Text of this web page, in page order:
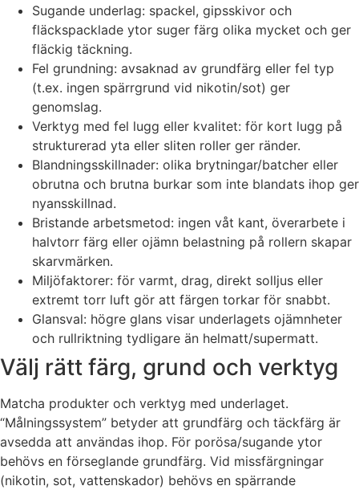
Sugande underlag: spackel, gipsskivor och
fläckspacklade ytor suger färg olika mycket och ger
fläckig täckning.
Fel grundning: avsaknad av grundfärg eller fel typ
(t.ex. ingen spärrgrund vid nikotin/sot) ger
genomslag.
Verktyg med fel lugg eller kvalitet: för kort lugg på
strukturerad yta eller sliten roller ger ränder.
Blandningsskillnader: olika brytningar/batcher eller
obrutna och brutna burkar som inte blandats ihop ger
nyansskillnad.
Bristande arbetsmetod: ingen våt kant, överarbete i
halvtorr färg eller ojämn belastning på rollern skapar
skarvmärken.
Miljöfaktorer: för varmt, drag, direkt solljus eller
extremt torr luft gör att färgen torkar för snabbt.
Glansval: högre glans visar underlagets ojämnheter
och rullriktning tydligare än helmatt/supermatt.
Välj rätt färg, grund och verktyg
Matcha produkter och verktyg med underlaget.
“Målningssystem” betyder att grundfärg och täckfärg är
avsedda att användas ihop. För porösa/sugande ytor
behövs en förseglande grundfärg. Vid missfärgningar
(nikotin, sot, vattenskador) behövs en spärrande